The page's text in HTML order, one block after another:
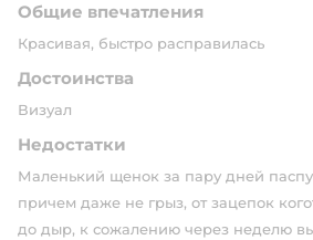
Общие впечатления
Красивая, быстро расправилась
Достоинства
Визуал
Недостатки
Маленький щенок за пару дней
причем даже не грыз, от зацепок
до дыр, к сожалению через неделю